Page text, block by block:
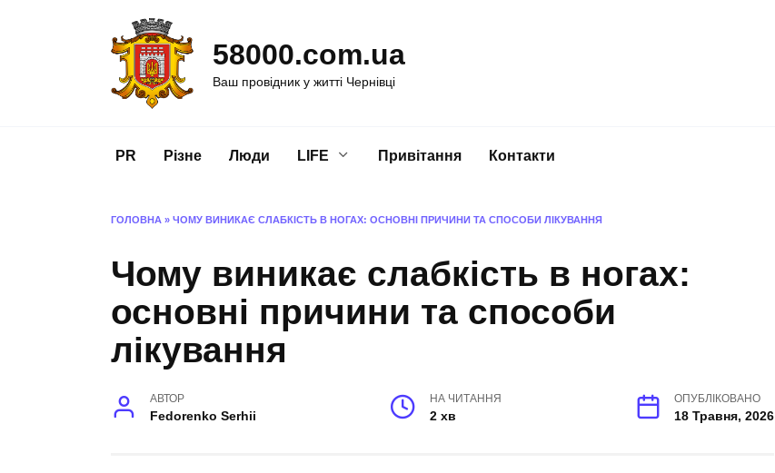
58000.com.ua
Ваш провідник у житті Чернівці
PR Різне Люди LIFE Привітання Контакти
ГОЛОВНА » ЧОМУ ВИНИКАЄ СЛАБКІСТЬ В НОГАХ: ОСНОВНІ ПРИЧИНИ ТА СПОСОБИ ЛІКУВАННЯ
Чому виникає слабкість в ногах:
основні причини та способи
лікування
АВТОР
Fedorenko Serhii
НА ЧИТАННЯ
2 хв
ОПУБЛІКОВАНО
18 Травня, 2026